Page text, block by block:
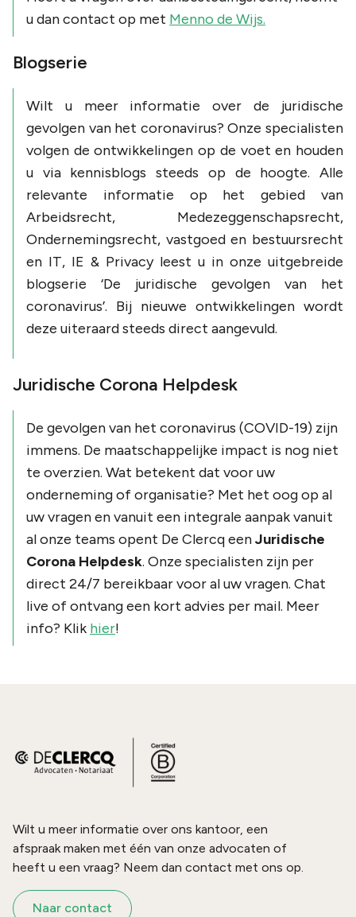
u dan contact op met Menno de Wijs.
Blogserie
Wilt u meer informatie over de juridische
gevolgen van het coronavirus? Onze specialisten
volgen de ontwikkelingen op de voet en houden
u via kennisblogs steeds op de hoogte. Alle
relevante informatie op het gebied van
Arbeidsrecht, Medezeggenschapsrecht,
Ondernemingsrecht, vastgoed en bestuursrecht
en IT, IE & Privacy leest u in onze uitgebreide
blogserie ‘De juridische gevolgen van het
coronavirus’. Bij nieuwe ontwikkelingen wordt
deze uiteraard steeds direct aangevuld.
Juridische Corona Helpdesk
De gevolgen van het coronavirus (COVID-19) zijn
immens. De maatschappelijke impact is nog niet
te overzien. Wat betekent dat voor uw
onderneming of organisatie? Met het oog op al
uw vragen en vanuit een integrale aanpak vanuit
al onze teams opent De Clercq eenJuridische
Corona Helpdesk. Onze specialisten zijn per
direct 24/7 bereikbaar voor al uw vragen. Chat
live of ontvang een kort advies per mail. Meer
info? Klik hier!
Wilt u meer informatie over ons kantoor, een
afspraak maken met één van onze advocaten of
heeft u een vraag? Neem dan contact met ons op.
Naar contact